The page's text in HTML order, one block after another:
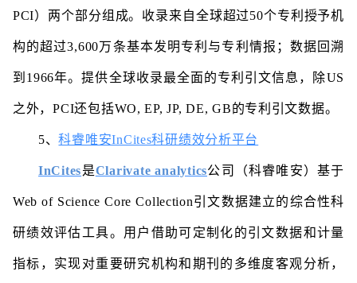
PCI）两个部分组成。收录来自全球超过50个专利授予机
构的超过3,600万条基本发明专利与专利情报；数据回溯
到1966年。提供全球收录最全面的专利引文信息，除US
之外，PCI还包括WO, EP, JP, DE, GB的专利引文数据。
5、科睿唯安InCites科研绩效分析平台
InCites是Clarivate analytics公司（科睿唯安）基于
Web of Science Core Collection引文数据建立的综合性科
研绩效评估工具。用户借助可定制化的引文数据和计量
指标，实现对重要研究机构和期刊的多维度客观分析，